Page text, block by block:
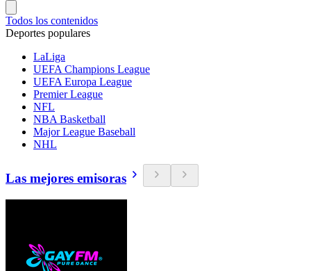
Todos los contenidos
Deportes populares
LaLiga
UEFA Champions League
UEFA Europa League
Premier League
NFL
NBA Basketball
Major League Baseball
NHL
Las mejores emisoras